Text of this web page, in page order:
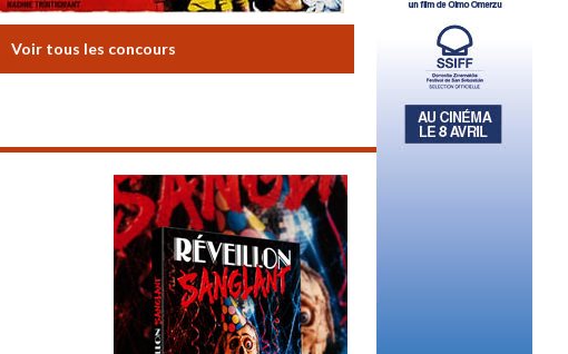
Voir tous les concours